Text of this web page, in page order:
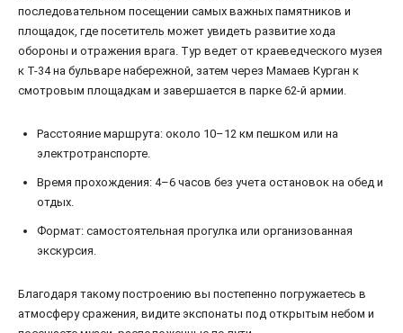
последовательном посещении самых важных памятников и
площадок, где посетитель может увидеть развитие хода
обороны и отражения врага. Тур ведет от краеведческого музея
к Т-34 на бульваре набережной, затем через Мамаев Курган к
смотровым площадкам и завершается в парке 62-й армии.
Расстояние маршрута: около 10–12 км пешком или на
электротранспорте.
Время прохождения: 4–6 часов без учета остановок на обед и
отдых.
Формат: самостоятельная прогулка или организованная
экскурсия.
Благодаря такому построению вы постепенно погружаетесь в
атмосферу сражения, видите экспонаты под открытым небом и